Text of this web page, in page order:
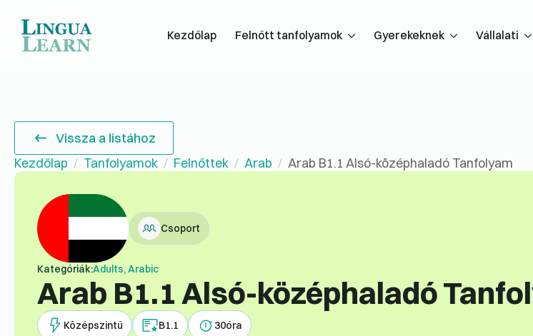
Kezdőlap Felnőtt tanfolyamok Gyerekeknek Vállalati
Vissza a listához
Kezdőlap
Tanfolyamok Felnőttek Arab Arab B1.1 Alsó-középhaladó Tanfolyam
Csoport
Kategóriák:Adults, Arabic
Arab B1.1 Alsó-középhaladó
Középszintű B1.1 30óra